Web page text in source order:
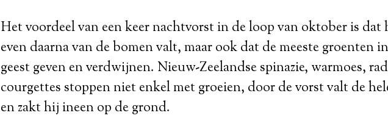
Het voordeel van een keer nachtvorst in de loop van oktober is dat
even daarna van de bomen valt, maar ook dat de meeste groenten
geest geven en verdwijnen. Nieuw-Zeelandse spinazie, warmoes,
courgettes stoppen niet enkel met groeien, door de vorst valt de
en zakt hij ineen op de grond.